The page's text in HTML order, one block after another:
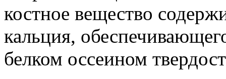
костное вещество
кальция,
белком оссеином